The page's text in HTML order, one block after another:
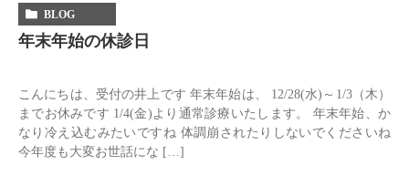
BLOG
年末年始の休診日
こんにちは、受付の井上です 年末年始は、 12/28(水)～1/3（木）
までお休みです 1/4(金)より通常診療いたします。 年末年始、か
なり冷え込むみたいですね 体調崩されたりしないでくださいね
今年度も大変お世話にな […]